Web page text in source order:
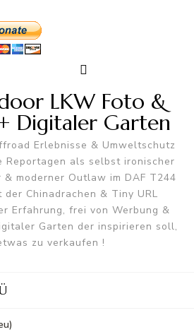
LKW Foto &
Digitaler Garten
Erlebnisse & Umweltschutz
Reportagen als selbst ironischer
moderner Outlaw im DAF T244
der Chinadrachen & Tiny URL
Erfahrung, frei von Werbung &
Garten der inspirieren soll,
zu verkaufen !